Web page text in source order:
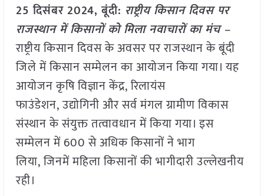
25 दिसंबर 2024,बूंदी: राष्ट्रीय किसान दिवस पर
राजस्थान में किसानों को मिला नवाचारों का मंच –
राष्ट्रीय किसान दिवस के अवसर पर राजस्थान के बूंदी
जिले में किसान सम्मेलन का आयोजन किया गया। यह
आयोजन कृषि विज्ञान केंद्र, रिलायंस
फाउंडेशन, उद्योगिनी और सर्व मंगल ग्रामीण विकास
संस्थान के संयुक्त तत्वावधान में किया गया। इस
सम्मेलन में 600 से अधिक किसानों ने भाग
लिया, जिनमें महिला किसानों की भागीदारी उल्लेखनीय
रही।